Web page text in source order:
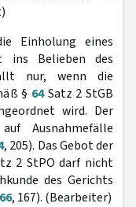
Einholung eines
ins Belieben des
nur, wenn die
§ 64Satz 2 StGB
wird. Der
Ausnahmefälle
, 205). Das Gebot der
2 StPO darf nicht
des Gerichts
, 167). (Bearbeiter)